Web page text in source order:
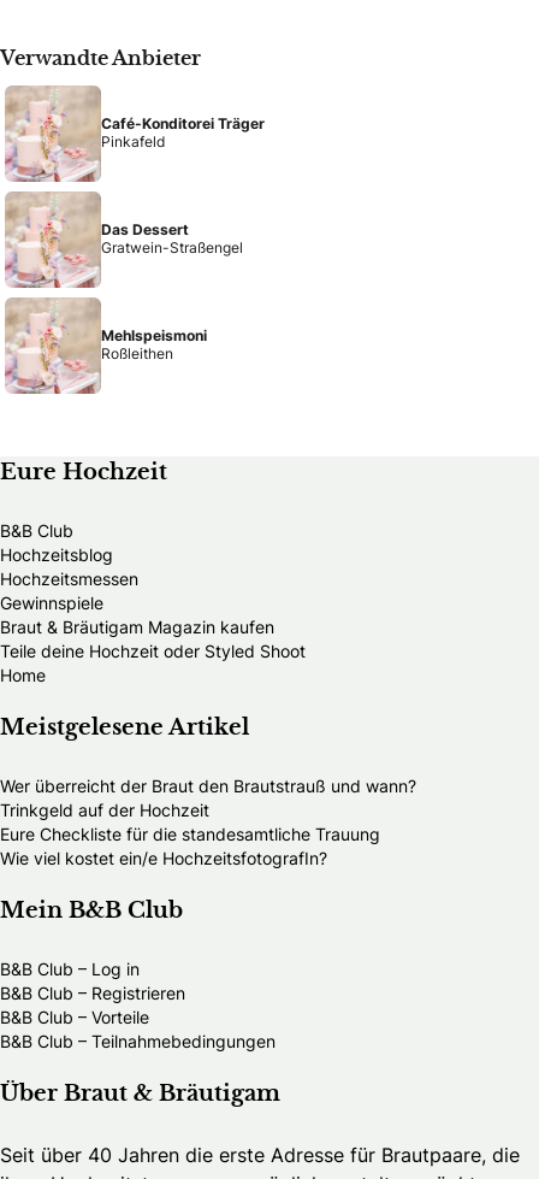
Verwandte Anbieter
Café-Konditorei Träger
Pinkafeld
Das Dessert
Gratwein-Straßengel
Mehlspeismoni
Roßleithen
Eure Hochzeit
B&B Club
Hochzeitsblog
Hochzeitsmessen
Gewinnspiele
Braut & Bräutigam Magazin kaufen
Teile deine Hochzeit oder Styled Shoot
Home
Meistgelesene Artikel
Wer überreicht der Braut den Brautstrauß und wann?
Trinkgeld auf der Hochzeit
Eure Checkliste für die standesamtliche Trauung
Wie viel kostet ein/e HochzeitsfotografIn?
Mein B&B Club
B&B Club – Log in
B&B Club – Registrieren
B&B Club – Vorteile
B&B Club – Teilnahmebedingungen
Über Braut & Bräutigam
Seit über 40 Jahren die erste Adresse für Brautpaare, die